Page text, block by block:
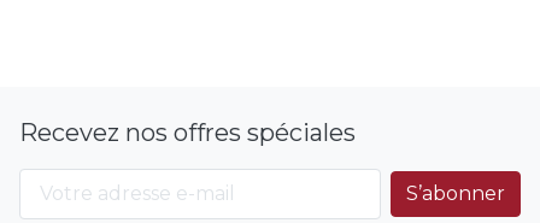
Recevez nos offres spéciales